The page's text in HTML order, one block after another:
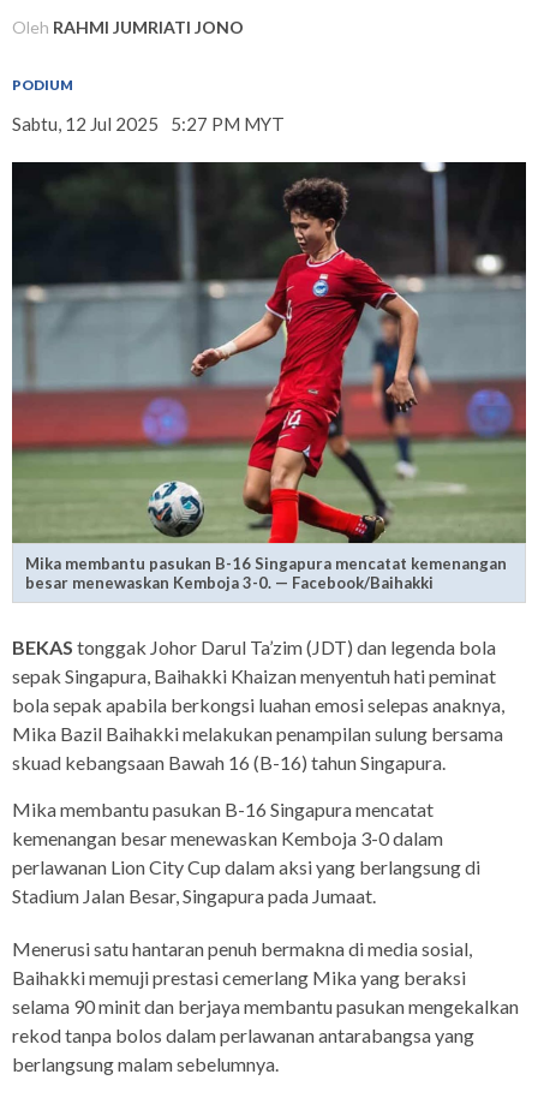
Oleh RAHMI JUMRIATI JONO
PODIUM
Sabtu, 12 Jul 2025 5:27 PM MYT
Mika membantu pasukan B-16 Singapura mencatat kemenangan
besar menewaskan Kemboja 3-0. — Facebook/Baihakki
BEKAS tonggak Johor Darul Ta’zim (JDT) dan legenda bola
sepak Singapura, Baihakki Khaizan menyentuh hati peminat
bola sepak apabila berkongsi luahan emosi selepas anaknya,
Mika Bazil Baihakki melakukan penampilan sulung bersama
skuad kebangsaan Bawah 16 (B-16) tahun Singapura.
Mika membantu pasukan B-16 Singapura mencatat
kemenangan besar menewaskan Kemboja 3-0 dalam
perlawanan Lion City Cup dalam aksi yang berlangsung di
Stadium Jalan Besar, Singapura pada Jumaat.
Menerusi satu hantaran penuh bermakna di media sosial,
Baihakki memuji prestasi cemerlang Mika yang beraksi
selama 90 minit dan berjaya membantu pasukan mengekalkan
rekod tanpa bolos dalam perlawanan antarabangsa yang
berlangsung malam sebelumnya.